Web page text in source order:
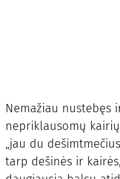
Nemažiau nustebęs
nepriklausomų
„jau du
tarp dešinės ir